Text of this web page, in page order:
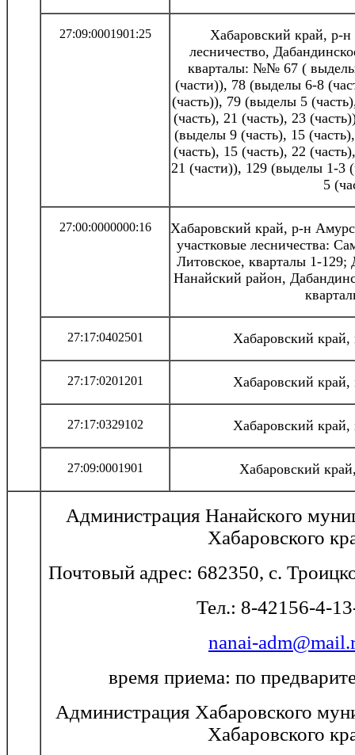
27:09:0001901:25
Хабаровский край, р-
лесничество,
кварталы: №№ 67 ( выделы
(части)), 78 (выделы 6-8
(часть)), 79 (выделы 5
(часть), 21 (часть), 23
(выделы 9 (часть), 15
(часть), 15 (часть), 22
21 (части)), 129 (выделы 1-3
5
27:00:0000000:16
Хабаровский край, р-н
участковые лесничества:
Литовское, кварталы 1-129;
Нанайский район,
27:17:0402501 Хабаровский
27:17:0201201 Хабаровский
27:17:0329102 Хабаровский
27:09:0001901 Хабаровский
Администрация Нанайского
Хабаровского
Почтовый адрес: 682350, с.
Тел.: 8-42156-4-
nanai-
время приема: по
Администрация Хабаровского
Хабаровского